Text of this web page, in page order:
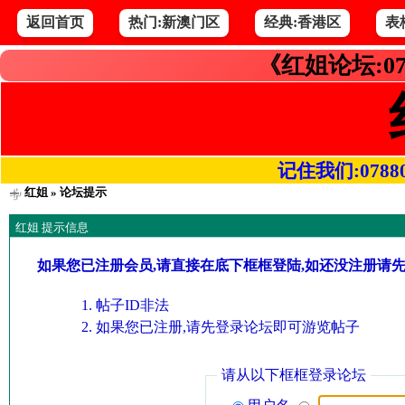
返回首页 热门:新澳门区 经典:香港区 表
《红姐论坛
记住我们
红姐» 论坛提示
红姐 提示信息
如果您已注册会员,请直接在底下框框登陆,如还没注册请
帖子ID非法
如果您已注册,请先登录论坛即可游览帖子
请从以下框框登录论坛